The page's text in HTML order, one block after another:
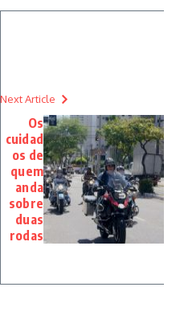
Next Article
Os
cuidad
os de
quem
anda
sobre
duas
rodas